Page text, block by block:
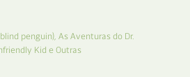
penguin), As Aventuras do Dr.
Kid e Outras